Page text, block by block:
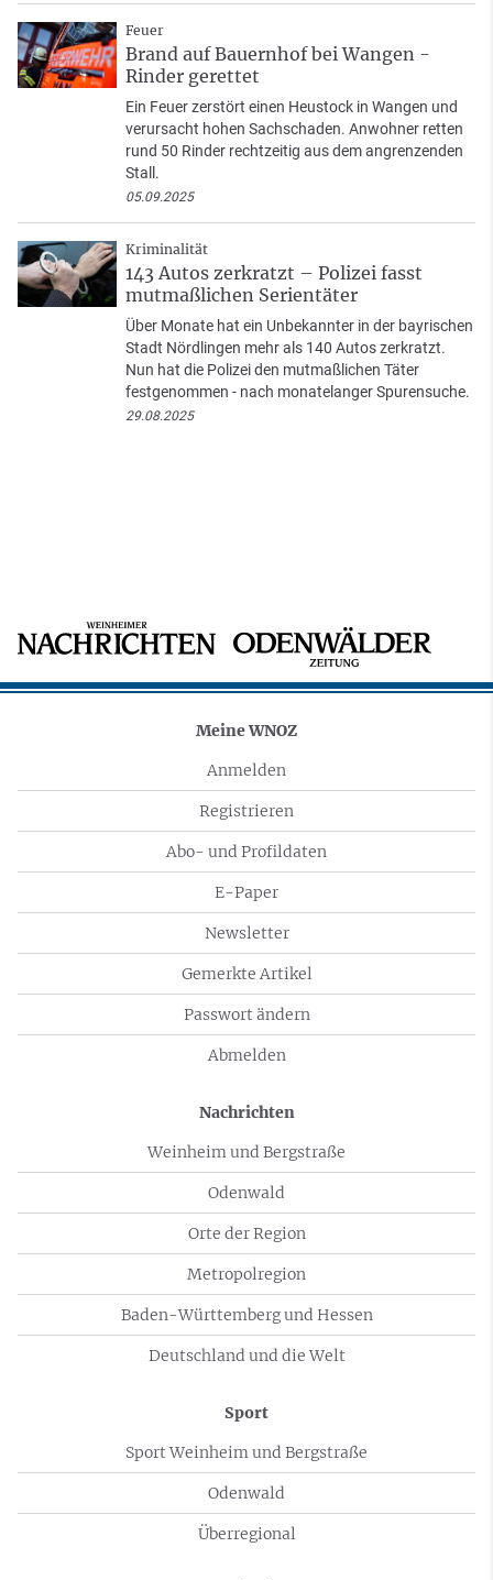
Feuer
Brand auf Bauernhof bei Wangen -
Rinder gerettet
Ein Feuer zerstört einen Heustock in Wangen und
verursacht hohen Sachschaden. Anwohner retten
rund 50 Rinder rechtzeitig aus dem angrenzenden
Stall.
05.09.2025
Kriminalität
143 Autos zerkratzt – Polizei fasst
mutmaßlichen Serientäter
Über Monate hat ein Unbekannter in der bayrischen
Stadt Nördlingen mehr als 140 Autos zerkratzt.
Nun hat die Polizei den mutmaßlichen Täter
festgenommen - nach monatelanger Spurensuche.
29.08.2025
Meine WNOZ
Anmelden
Registrieren
Abo- und Profildaten
E-Paper
Newsletter
Gemerkte Artikel
Passwort ändern
Abmelden
Nachrichten
Weinheim und Bergstraße
Odenwald
Orte der Region
Metropolregion
Baden-Württemberg und Hessen
Deutschland und die Welt
Sport
Sport Weinheim und Bergstraße
Odenwald
Überregional